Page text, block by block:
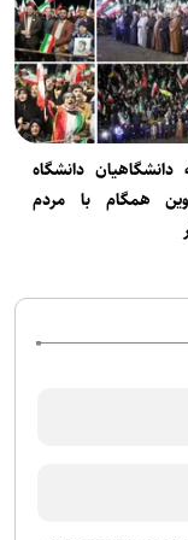
دانشگاه
همگام با مردم